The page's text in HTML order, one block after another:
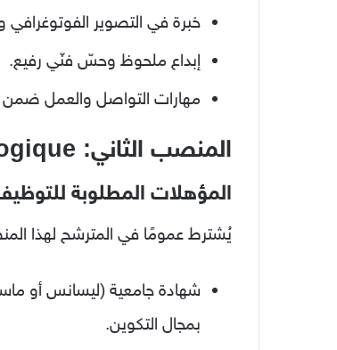
خبرة في التصوير الفوتوغرافي
إبداع ملحوظ وحسّ فنّي رفيع.
مهارات التواصل والعمل
المنصب الثاني: Responsable pédagogique
المؤهلات المطلوبة
يُشترط عمومًا في المترشح لهذا
شهادة جامعية (ليسانس أو
بمجال التكوين.